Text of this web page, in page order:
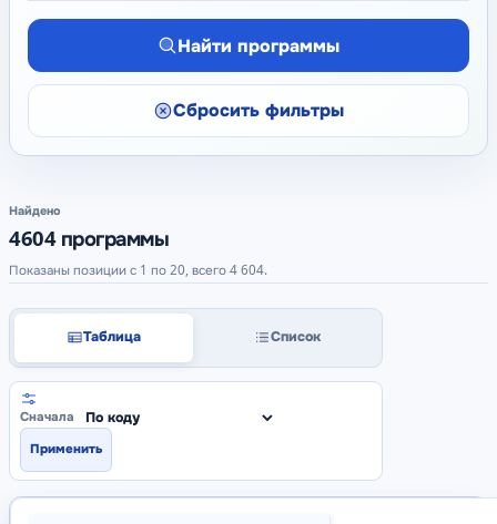
Найти программы
Сбросить фильтры
Найдено
4604 программы
Показаны позиции с 1 по 20, всего 4 604.
Таблица Список
Сначала
Применить
Программы обучения, объём, документ, стоимость и переход к